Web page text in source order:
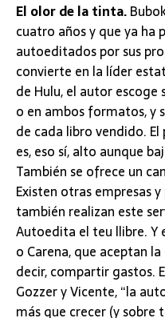
El olor de la tinta.
cuatro años y que ya ha
autoeditados por sus
convierte en la líder
de Hulu, el autor escoge
o en ambos formatos, y
de cada libro vendido.
es, eso sí, alto aunque
También se ofrece un
Existen otras empresas
también realizan este
Autoedita el teu llibre. Y
o Carena, que aceptan
decir, compartir gastos.
Gozzer y Vicente, “la
más que crecer (y